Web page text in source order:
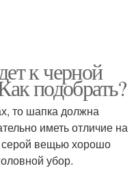
к черной
подобрать?
то шапка должна
иметь отличие на
серой вещью хорошо
убор.